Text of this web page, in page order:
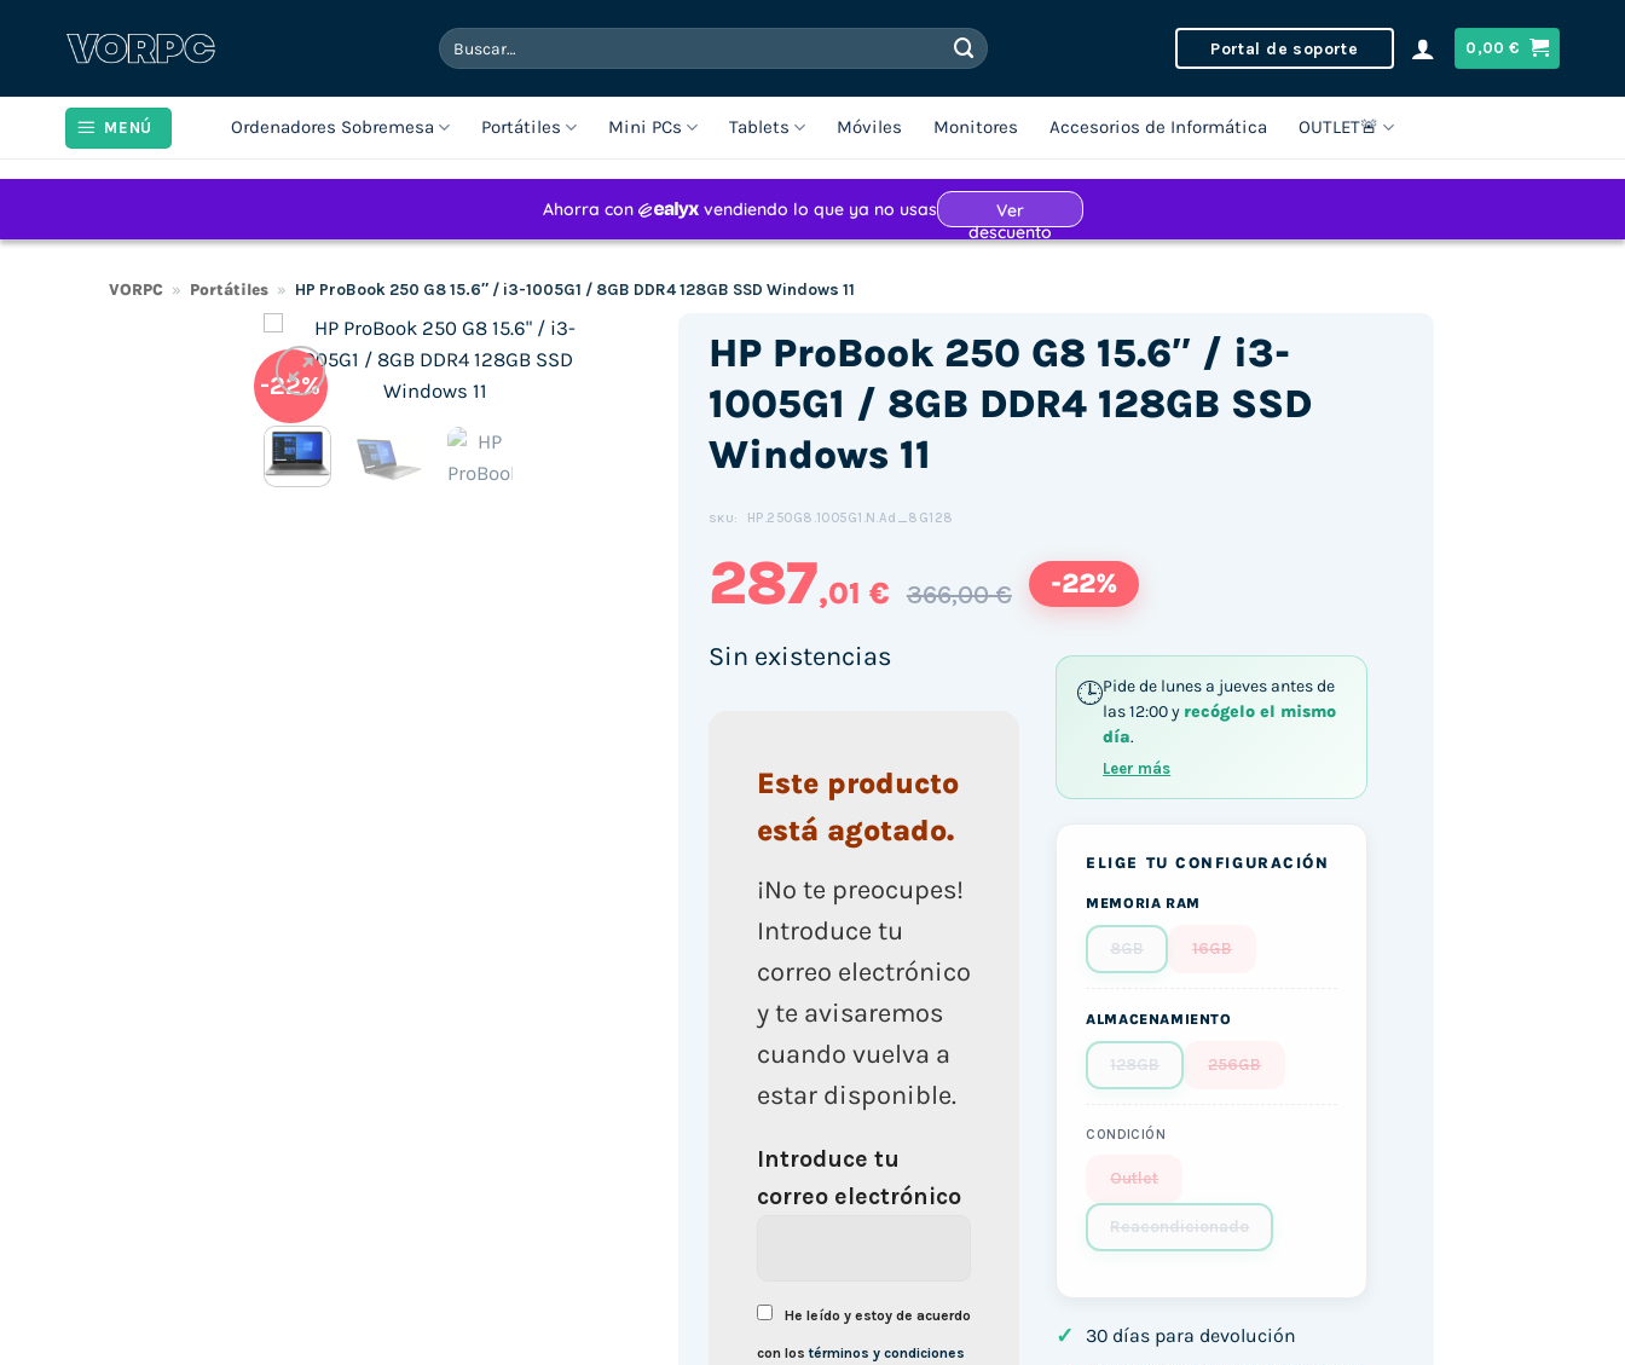
Buscar
por:
Portal de soporte 0,00€
MENÚ Ordenadores Sobremesa Portátiles Mini PCs Tablets Móviles Monitores Accesorios de Informática OUTLET🚨
VORPC » Portátiles » HP ProBook 250 G8 15.6″ / i3-1005G1 / 8GB DDR4 128GB SSD Windows 11
-22%
HP ProBook 250 G8 15.6″ / i3-
1005G1 / 8GB DDR4 128GB SSD
Windows 11
SKU: HP.250G8.1005G1.N.Ad_8G128
287,01 € 366,00 € -22%
Sin existencias
Este producto
está agotado.
¡No te preocupes!
Introduce tu
correo electrónico
y te avisaremos
cuando vuelva a
estar disponible.
Introduce tu
correo electrónico
He leído y estoy de acuerdo
con lostérminos y condiciones
Pide de lunes a jueves antes de
las 12:00 y recógelo el mismo
día.
Leer más
ELIGE TU CONFIGURACIÓN
MEMORIA RAM
8GB 16GB
ALMACENAMIENTO
128GB 256GB
CONDICIÓN
Outlet
Reacondicionado
✓ 30 días para devolución